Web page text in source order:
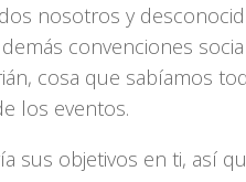
nosotros y
convenciones
cosa que sabíamos
los eventos.
sus objetivos en ti, así